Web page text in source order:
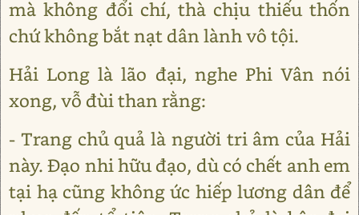
mà không đổi chí, thà chịu thiếu thốn
chứ không bắt nạt dân lành vô tội.
Hải Long là lão đại, nghe Phi Vân nói
xong, vỗ đùi than rằng:
- Trang chủ quả là người tri âm của Hải
này. Đạo nhi hữu đạo, dù có chết anh em
tại hạ cũng không ức hiếp lương dân để